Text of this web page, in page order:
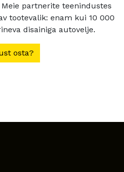
partnerite teenindustes
tootevalik: enam kui 10 000
disainiga autovelje.
osta?